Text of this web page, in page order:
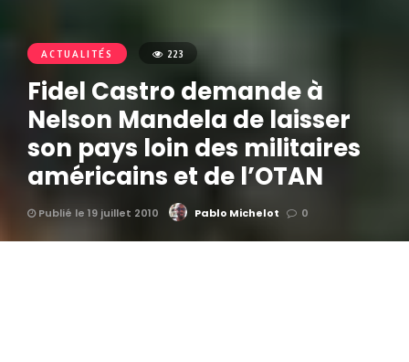
ACTUALITÉS 223
Fidel Castro demande à
Nelson Mandela de laisser
son pays loin des militaires
américains et de l’OTAN
Publié le 19 juillet 2010 Pablo Michelot 0